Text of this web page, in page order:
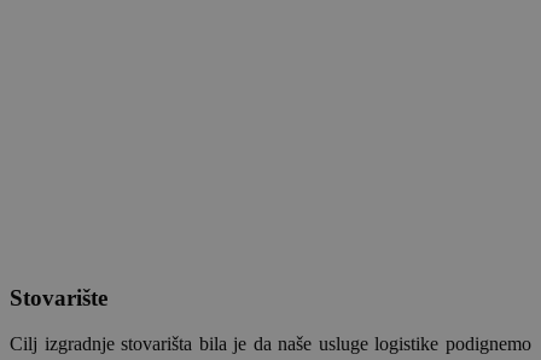
Stovarište
Cilj izgradnje stovarišta bila je da naše usluge logistike podignemo